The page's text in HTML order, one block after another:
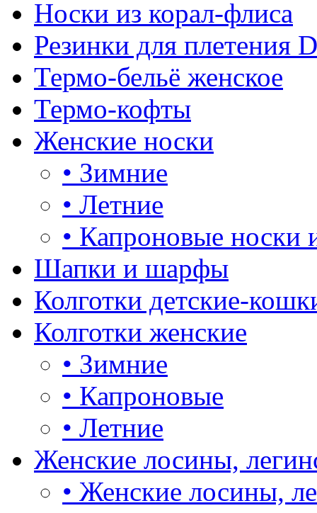
Носки из корал-флиса
Резинки для плетения
Термо-бельё женское
Термо-кофты
Женские носки
• Зимние
• Летние
• Капроновые носки
Шапки и шарфы
Колготки детские-
Колготки женские
• Зимние
• Капроновые
• Летние
Женские лосины,
• Женские лосины,